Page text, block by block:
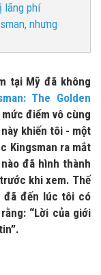
lãng phí
nhưng
tại Mỹ đã không
The Golden
điểm vô cùng
khiến tôi - một
Kingsman ra mắt
đã hình thành
khi xem. Thế
đã đến lúc tôi có
“Lời của giới